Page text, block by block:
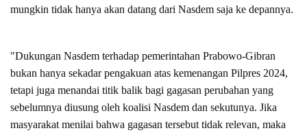
mungkin tidak hanya akan datang dari Nasdem saja ke depannya.
"Dukungan Nasdem terhadap pemerintahan Prabowo-Gibran
bukan hanya sekadar pengakuan atas kemenangan Pilpres 2024,
tetapi juga menandai titik balik bagi gagasan perubahan yang
sebelumnya diusung oleh koalisi Nasdem dan sekutunya. Jika
masyarakat menilai bahwa gagasan tersebut tidak relevan, maka